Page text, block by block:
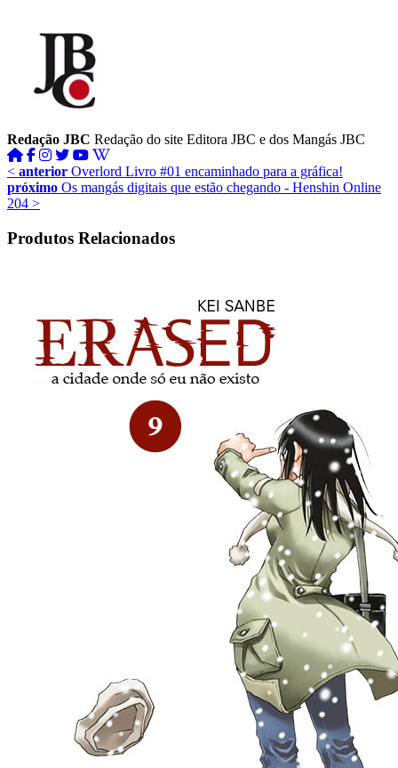
Redação JBC Redação do site Editora JBC e dos Mangás JBC
< anterior Overlord Livro #01 encaminhado para a gráfica!
próximo Os mangás digitais que estão chegando - Henshin Online
204 >
Produtos Relacionados